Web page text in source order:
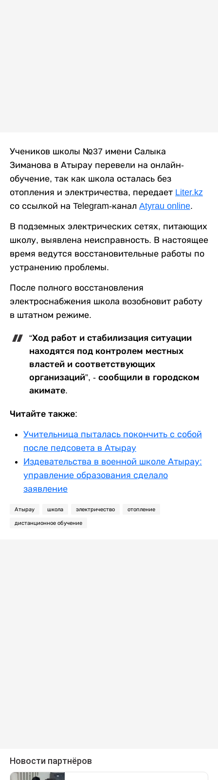
Учеников школы №37 имени Салыка
Зиманова в Атырау перевели на онлайн-
обучение, так как школа осталась без
отопления и электричества, передает Liter.kz
со ссылкой на Telegram-канал Atyrau online.
В подземных электрических сетях, питающих
школу, выявлена неисправность. В настоящее
время ведутся восстановительные работы по
устранению проблемы.
После полного восстановления
электроснабжения школа возобновит работу
в штатном режиме.
“Ход работ и стабилизация ситуации
находятся под контролем местных
властей и соответствующих
организаций”, - сообщили в городском
акимате.
Читайте также:
Учительница пыталась покончить с собой
после педсовета в Атырау
Издевательства в военной школе Атырау:
управление образования сделало
заявление
Атырау школа электричество отопление
дистанционное обучение